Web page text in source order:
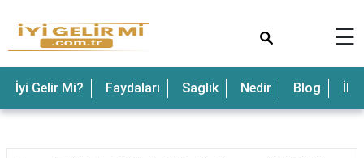
☰
İyi Gelir Mi? Faydaları Sağlık Nedir Blog